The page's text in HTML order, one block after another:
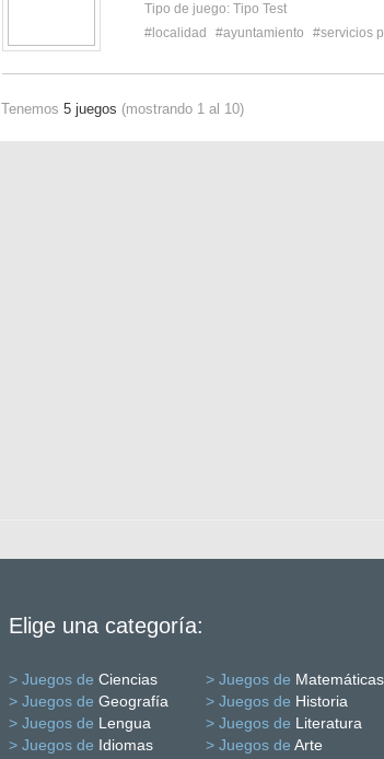
Tipo de juego: Tipo Test
#localidad
#ayuntamiento #servicios
Tenemos 5 juegos (mostrando 1 al 10)
Elige una categoría:
> Juegos de Ciencias > Juegos de Matemáticas
> Juegos de Geografía > Juegos de Historia
> Juegos de Lengua > Juegos de Literatura
> Juegos de Idiomas > Juegos de Arte